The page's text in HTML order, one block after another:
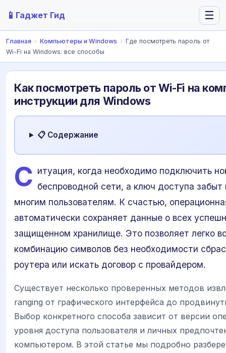
📱 Гаджет Гид ☰
Главная › Компьютеры и Windows › Где посмотреть пароль от
Wi-Fi на Windows: все способы
Как посмотреть пароль от Wi-Fi на
инструкции для Windows
📋 Содержание
С итуация, когда необходимо подключить
беспроводной сети, а ключ доступа забыт
многим пользователям. К счастью,
автоматически сохраняет данные о всех
защищенном хранилище. Это позволяет легко
комбинацию символов без необходимости
роутера или искать договор с провайдером.
Существует несколько проверенных методов
ranging от графического интерфейса до
Выбор конкретного способа зависит от версии
уровня доступа пользователя и личных
компьютером. В этой статье мы подробно